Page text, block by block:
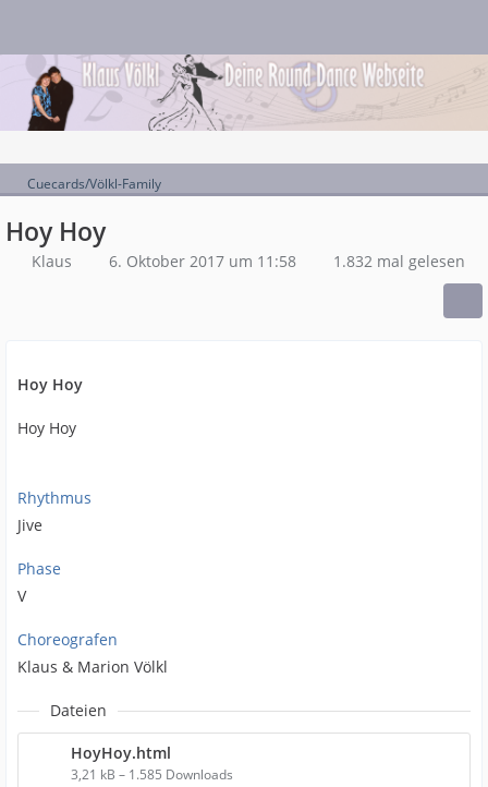
Cuecards/Völkl-Family
Hoy Hoy
Klaus 6. Oktober 2017 um 11:58 1.832 mal gelesen
Hoy Hoy
Hoy Hoy
Rhythmus
Jive
Phase
V
Choreografen
Klaus & Marion Völkl
Dateien
HoyHoy.html
3,21 kB – 1.585 Downloads